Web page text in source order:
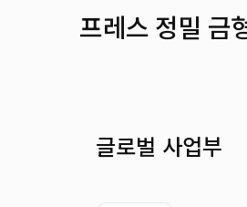
프레스 정밀 금
글로벌 사업부